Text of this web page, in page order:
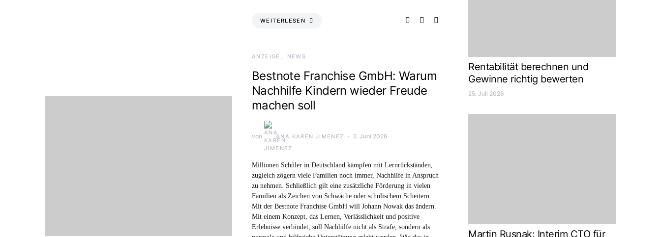
WEITERLESEN
ANZEIGE NEWS
Bestnote Franchise GmbH: Warum
Nachhilfe Kindern wieder Freude
machen soll
von ANA KAREN JIMENEZ 2. Juni 2026
Millionen Schüler in Deutschland kämpfen mit Lernrückständen,
zugleich zögern viele Familien noch immer, Nachhilfe in Anspruch
zu nehmen. Schließlich gilt eine zusätzliche Förderung in vielen
Familien als Zeichen von Schwäche oder schulischem Scheitern.
Mit der Bestnote Franchise GmbH will Johann Nowak das ändern.
Mit einem Konzept, das Lernen, Verlässlichkeit und positive
Erlebnisse verbindet, soll Nachhilfe nicht als Strafe, sondern als
Rentabilität berechnen und
Gewinne richtig bewerten
25. Juli 2026
Martin Rusnak: Interim CTO für